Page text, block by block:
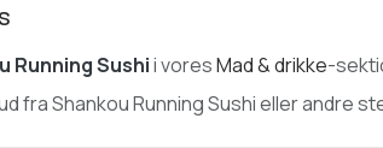
Running Sushii voresMad & drikke-
fra Shankou Running Sushi eller andre